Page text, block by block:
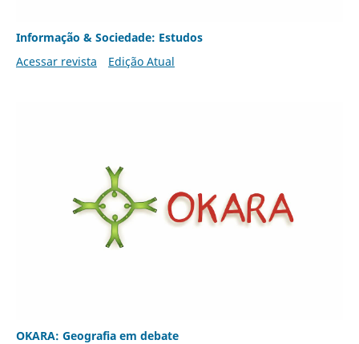
Informação & Sociedade: Estudos
Acessar revista
Edição Atual
OKARA: Geografia em debate